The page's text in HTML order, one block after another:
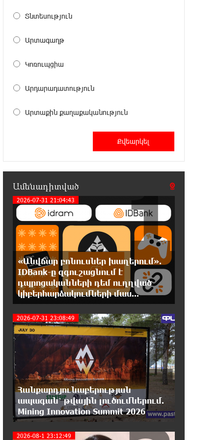
Հնդկաստանի հյուսիս-արևելքում
հետևանքով զոհերի թիվը հասել է 97-ի
0:10:04 7-08-2026
մի շարք հասցեների էլեկտրամատակարարում
Վինիսիուսը նոր պայմանագիր է
կնքել «Ռեալի» հետ․
Սպասվում է քամու ուժգնացում,
ամպրոպ․ եղանակը՝ օգոստոսի 7-
ից 11-ին
23:14:18 6-08-2026
Խոշոր հրդեհ՝ Երևանի Սիլիկյան
գտնվող աղբավայրում. կրակն ու ծուխը տեսանելի
են մի քանի կիլոմետրից
Հնդկաստանի և Իսրայելի
վարչապետները քննարկել են
Մերձավոր Արևելքում տիրող իրավիճակը+
22:37:22 6-08-2026
Մալաթիա-Սեբաստիա վարչական
շրջանում արմատից փտած
հերթական ծառն է տապալվել
22:19:14 6-08-2026
փոխել Հորմուզի նեղուցի
Տնտեսություն
Արտագաղթ
Կոռուպցիա
Արդարադատություն
Արտաքին քաղաքականություն
Ամենադիտված
2026-07-31 21:04:43
«Անվճար բոնուսներ խաղերում».
IDBank-ը զգուշացնում է
դպրոցականների դեմ ուղղված
կիբերհարձակումների մաս...
1
2026-07-31 23:08:49
Հանքարդյունաբերության
ապագան՝ թվային լուծումներում.
Mining Innovation Summit 2026
2
2026-08-1 23:12:49